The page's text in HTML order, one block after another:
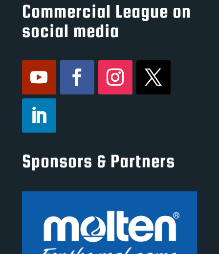
Commercial League on
social media
Sponsors & Partners